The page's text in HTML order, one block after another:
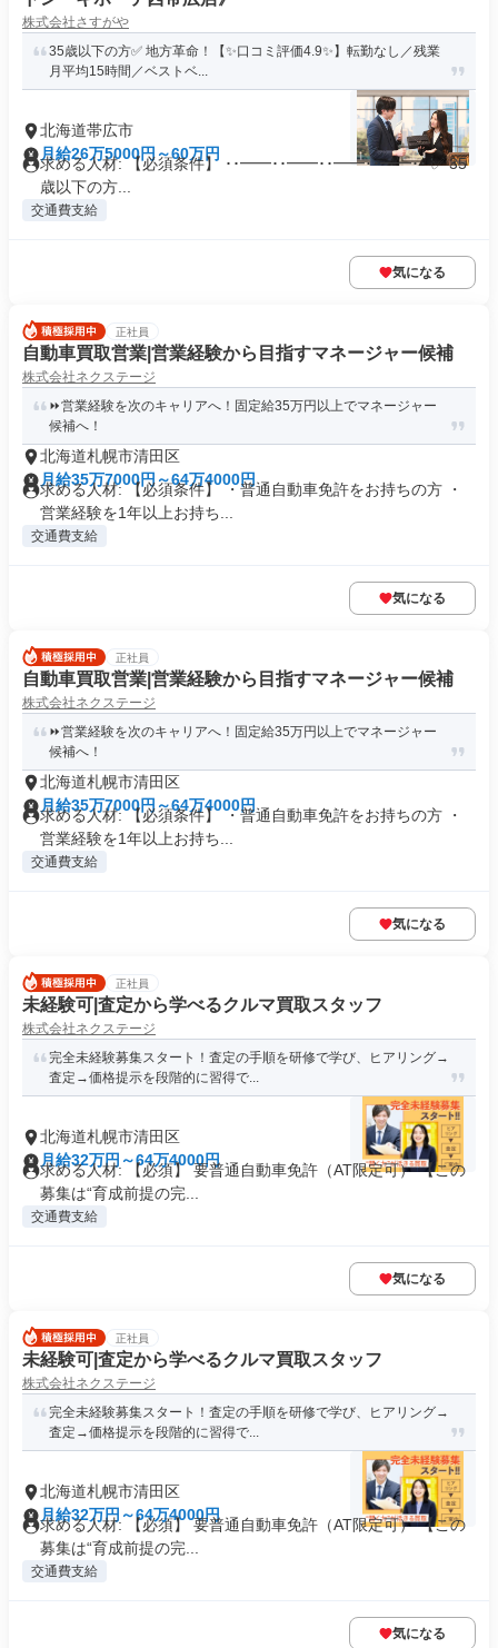
株式会社さすがや
35歳以下の方✅ 地方革命！【✨口コミ評価4.9✨】転勤なし／残業
月平均15時間／ベストベ...
北海道帯広市
月給26万5000円～60万円
求める人材: 【必須条件】 ･･━━･･━━･･━━･･━━･･ ✅ 35
歳以下の方...
交通費支給
気になる
正社員
自動車買取営業|営業経験から目指すマネージャー候補
株式会社ネクステージ
⏩️営業経験を次のキャリアへ！固定給35万円以上でマネージャー
候補へ！
北海道札幌市清田区
月給35万7000円～64万4000円
求める人材: 【必須条件】 ・普通自動車免許をお持ちの方 ・
営業経験を1年以上お持ち...
交通費支給
気になる
正社員
自動車買取営業|営業経験から目指すマネージャー候補
株式会社ネクステージ
⏩️営業経験を次のキャリアへ！固定給35万円以上でマネージャー
候補へ！
北海道札幌市清田区
月給35万7000円～64万4000円
求める人材: 【必須条件】 ・普通自動車免許をお持ちの方 ・
営業経験を1年以上お持ち...
交通費支給
気になる
正社員
未経験可|査定から学べるクルマ買取スタッフ
株式会社ネクステージ
完全未経験募集スタート！査定の手順を研修で学び、ヒアリング→
査定→価格提示を段階的に習得で...
北海道札幌市清田区
月給32万円～64万4000円
求める人材: 【必須】 要普通自動車免許（AT限定可） 【この
募集は“育成前提の完...
交通費支給
気になる
正社員
未経験可|査定から学べるクルマ買取スタッフ
株式会社ネクステージ
完全未経験募集スタート！査定の手順を研修で学び、ヒアリング→
査定→価格提示を段階的に習得で...
北海道札幌市清田区
月給32万円～64万4000円
求める人材: 【必須】 要普通自動車免許（AT限定可） 【この
募集は“育成前提の完...
交通費支給
気になる